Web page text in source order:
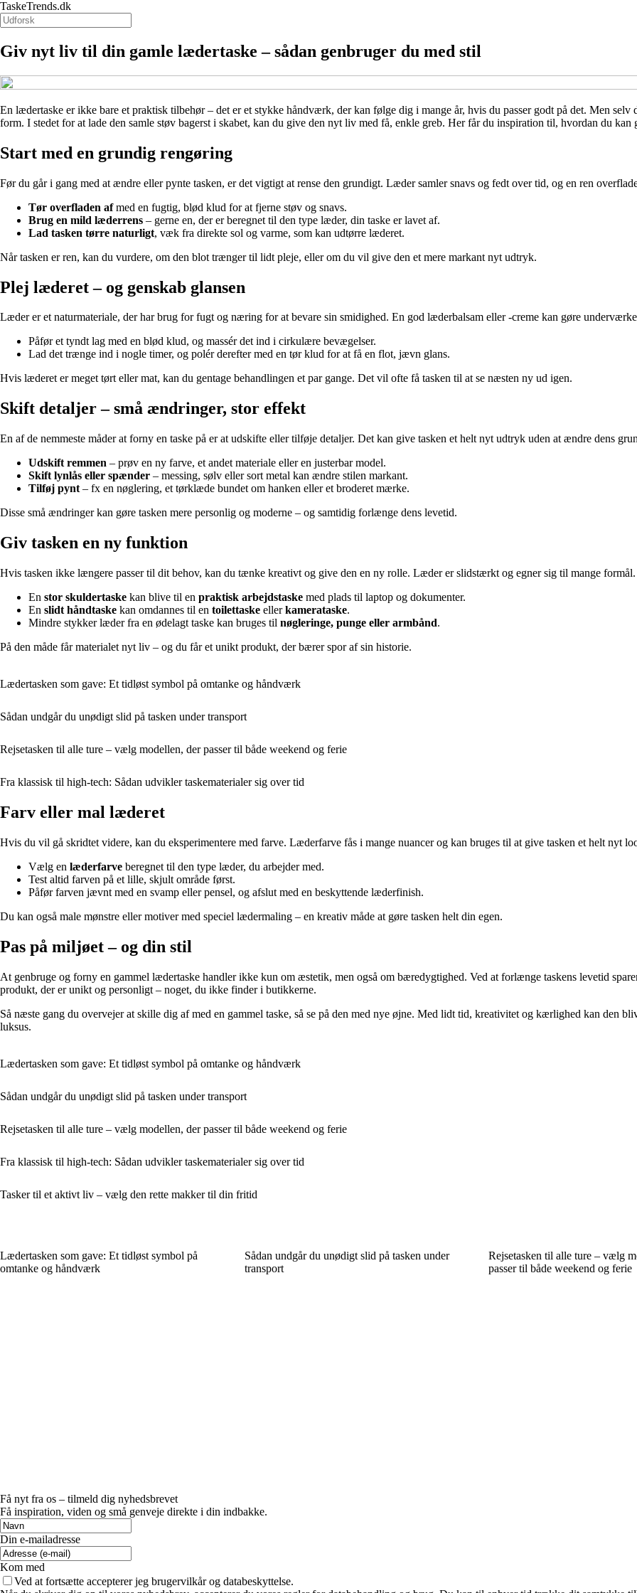
TaskeTrends.dk
Giv nyt liv til din gamle lædertaske – sådan genbruger du med stil
En lædertaske er ikke bare et praktisk tilbehør – det er et stykke håndværk, der kan følge dig i mange år, hvis du passer godt på det. Men selv
form. I stedet for at lade den samle støv bagerst i skabet, kan du give den nyt liv med få, enkle greb. Her får du inspiration til, hvordan du
Start med en grundig rengøring
Før du går i gang med at ændre eller pynte tasken, er det vigtigt at rense den grundigt. Læder samler snavs og fedt over tid, og en ren
Tør overfladen afmed en fugtig, blød klud for at fjerne støv og snavs.
Brug en mild læderrens – gerne en, der er beregnet til den type læder, din taske er lavet af.
Lad tasken tørre naturligt, væk fra direkte sol og varme, som kan udtørre læderet.
Når tasken er ren, kan du vurdere, om den blot trænger til lidt pleje, eller om du vil give den et mere markant nyt udtryk.
Plej læderet – og genskab glansen
Læder er et naturmateriale, der har brug for fugt og næring for at bevare sin smidighed. En god læderbalsam eller -creme kan gøre
Påfør et tyndt lag med en blød klud, og massér det ind i cirkulære bevægelser.
Lad det trænge ind i nogle timer, og polér derefter med en tør klud for at få en flot, jævn glans.
Hvis læderet er meget tørt eller mat, kan du gentage behandlingen et par gange. Det vil ofte få tasken til at se næsten ny ud igen.
Skift detaljer – små ændringer, stor effekt
En af de nemmeste måder at forny en taske på er at udskifte eller tilføje detaljer. Det kan give tasken et helt nyt udtryk uden at ændre dens
Udskift remmen – prøv en ny farve, et andet materiale eller en justerbar model.
Skift lynlås eller spænder – messing, sølv eller sort metal kan ændre stilen markant.
Tilføj pynt – fx en nøglering, et tørklæde bundet om hanken eller et broderet mærke.
Disse små ændringer kan gøre tasken mere personlig og moderne – og samtidig forlænge dens levetid.
Giv tasken en ny funktion
Hvis tasken ikke længere passer til dit behov, kan du tænke kreativt og give den en ny rolle. Læder er slidstærkt og egner sig til mange formål.
En stor skuldertaske kan blive til en praktisk arbejdstaske med plads til laptop og dokumenter.
En slidt håndtaske kan omdannes til en toilettaske ellerkamerataske.
Mindre stykker læder fra en ødelagt taske kan bruges til nøgleringe, punge eller armbånd.
På den måde får materialet nyt liv – og du får et unikt produkt, der bærer spor af sin historie.
Lædertasken som gave: Et tidløst symbol på omtanke og håndværk
Sådan undgår du unødigt slid på tasken under transport
Rejsetasken til alle ture – vælg modellen, der passer til både weekend og ferie
Fra klassisk til high-tech: Sådan udvikler taskematerialer sig over tid
Farv eller mal læderet
Hvis du vil gå skridtet videre, kan du eksperimentere med farve. Læderfarve fås i mange nuancer og kan bruges til at give tasken et helt nyt
Vælg en læderfarve beregnet til den type læder, du arbejder med.
Test altid farven på et lille, skjult område først.
Påfør farven jævnt med en svamp eller pensel, og afslut med en beskyttende læderfinish.
Du kan også male mønstre eller motiver med speciel lædermaling – en kreativ måde at gøre tasken helt din egen.
Pas på miljøet – og din stil
At genbruge og forny en gammel lædertaske handler ikke kun om æstetik, men også om bæredygtighed. Ved at forlænge taskens levetid
produkt, der er unikt og personligt – noget, du ikke finder i butikkerne.
Så næste gang du overvejer at skille dig af med en gammel taske, så se på den med nye øjne. Med lidt tid, kreativitet og kærlighed kan den
luksus.
Lædertasken som gave: Et tidløst symbol på omtanke og håndværk
Sådan undgår du unødigt slid på tasken under transport
Rejsetasken til alle ture – vælg modellen, der passer til både weekend og ferie
Fra klassisk til high-tech: Sådan udvikler taskematerialer sig over tid
Tasker til et aktivt liv – vælg den rette makker til din fritid
Lædertasken som gave: Et tidløst symbol på
omtanke og håndværk
Sådan undgår du unødigt slid på tasken under
transport
Rejsetasken til alle ture – vælg
passer til både weekend og ferie
Få nyt fra os – tilmeld dig nyhedsbrevet
Få inspiration, viden og små genveje direkte i din indbakke.
Din e-mailadresse
Kom med
Ved at fortsætte accepterer jeg brugervilkår og databeskyttelse.